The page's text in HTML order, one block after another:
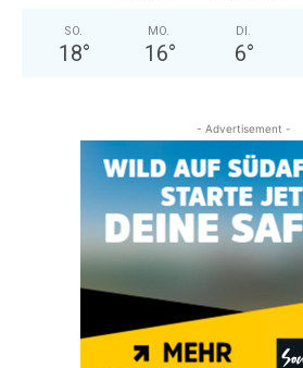
SO.
18°
MO.
16°
DI.
6°
- Advertisement -